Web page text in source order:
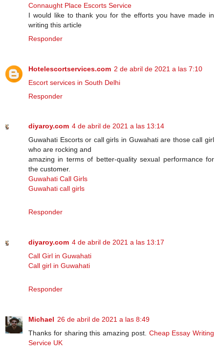
Connaught Place Escorts Service
I would like to thank you for the efforts you have made in
writing this article
Responder
Hotelescortservices.com 2 de abril de 2021 a las 7:10
Escort services in South Delhi
Responder
diyaroy.com 4 de abril de 2021 a las 13:14
Guwahati Escorts or call girls in Guwahati are those call girl
who are rocking and
amazing in terms of better-quality sexual performance for
the customer.
Guwahati Call Girls
Guwahati call girls
Responder
diyaroy.com 4 de abril de 2021 a las 13:17
Call Girl in Guwahati
Call girl in Guwahati
Responder
Michael 26 de abril de 2021 a las 8:49
Thanks for sharing this amazing post. Cheap Essay Writing
Service UK